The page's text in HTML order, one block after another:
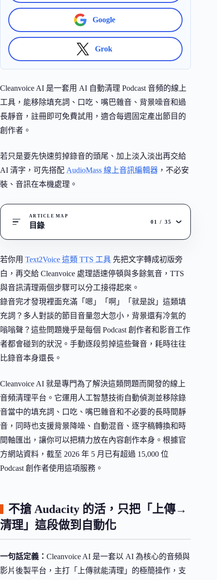
Google
Grok
Cleanvoice AI 是一套用 AI 自動清理 Podcast 音頻的線上
工具，能移除填充詞、口吃、嘴巴雜音、背景噪音和過
長靜音，註冊即可免費試用，適合每週固定產出節目的
創作者。
若只是要先快速剪掉錄音的頭尾、加上淡入淡出再交給
AI 清字，可先搭配 AudioMass 線上音訊編輯器 ，不必安
裝、音訊在本機處理。
ARTICLE MAP
目錄 01 / 35
若你用 Text2Voice 這類 TTS 工具 先把文字轉成初版旁
白，再交給 Cleanvoice 處理語速停頓與多餘氣音，TTS
與音訊清理兩個步驟可以分工接得起來。
錄音完才發現裡面充滿「嗯」「啊」「就是說」這類填
充詞？多人對談的節目音量忽大忽小，背景還有冷氣的
嗡嗡聲？這些問題幾乎是每個 Podcast 創作者和影音工作
者都會碰到的狀況。手動逐段剪掉這些聲音，耗時往往
比錄音本身還長。
Cleanvoice AI 就是專門為了解決這類問題而開發的線上
音頻清理平台。它運用人工智慧技術自動偵測並移除錄
音當中的填充詞、口吃、嘴巴雜音和不必要的長時間靜
音，同時也支援背景降噪、自動混音、逐字稿轉換和時
間軸匯出，讓你可以把精力放在內容創作本身。根據官
方網站資料，截至 2026 年 5 月已有超過 15,000 位
Podcast 創作者使用這項服務。
不搶 Audacity 的活，只把「上傳→
清理」這段做到自動化
一句話定義： Cleanvoice AI 是一套以 AI 為核心的音頻與
影片後製平台，主打「上傳就能清理」的極簡操作，支